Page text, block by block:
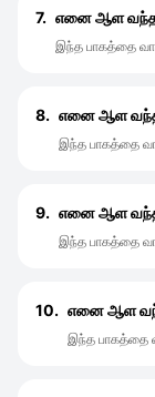
7. எனை ஆள வந்த
இந்த பாகத்தை
8. எனை ஆள வந்த
இந்த பாகத்தை
9. எனை ஆள வந்த
இந்த பாகத்தை
10. எனை ஆள
இந்த பாகத்தை